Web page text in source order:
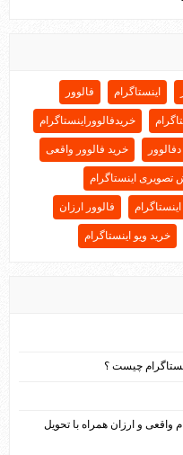
اینستاگرام فالوور
خریدفالووراینستاگرام
خرید فالوور واقعی
تصویری اینستاگرام
فالوور ارزان
خرید ویو اینستاگرام
چیست ؟
واقعی و ارزان همراه با تحویل